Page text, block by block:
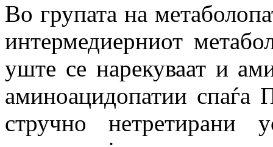
Во групата на
интермедиерниот
уште се нарекуваат и
аминоацидопатии спаѓа
стручно нетретирани